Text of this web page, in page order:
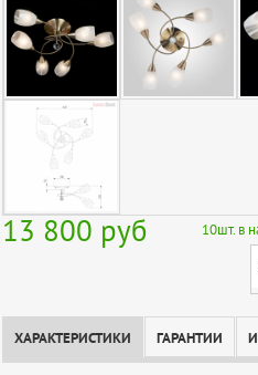
13 800 руб 10шт. в
ХАРАКТЕРИСТИКИ ГАРАНТИИ